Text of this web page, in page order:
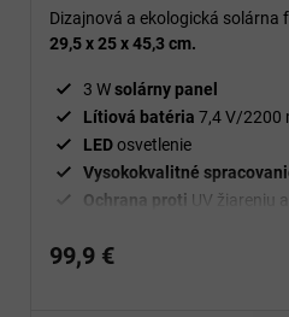
Dizajnová a ekologická solárna
29,5 x 25 x 45,3 cm.
3 Wsolárny panel
Lítiová batéria 7,4 V/2200
LEDosvetlenie
Vysokokvalitné
Ochrana proti UV žiareniu
Navonkajšie
99,9 €